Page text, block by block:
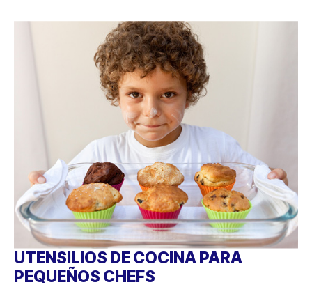
UTENSILIOS DE COCINA PARA
PEQUEÑOS CHEFS